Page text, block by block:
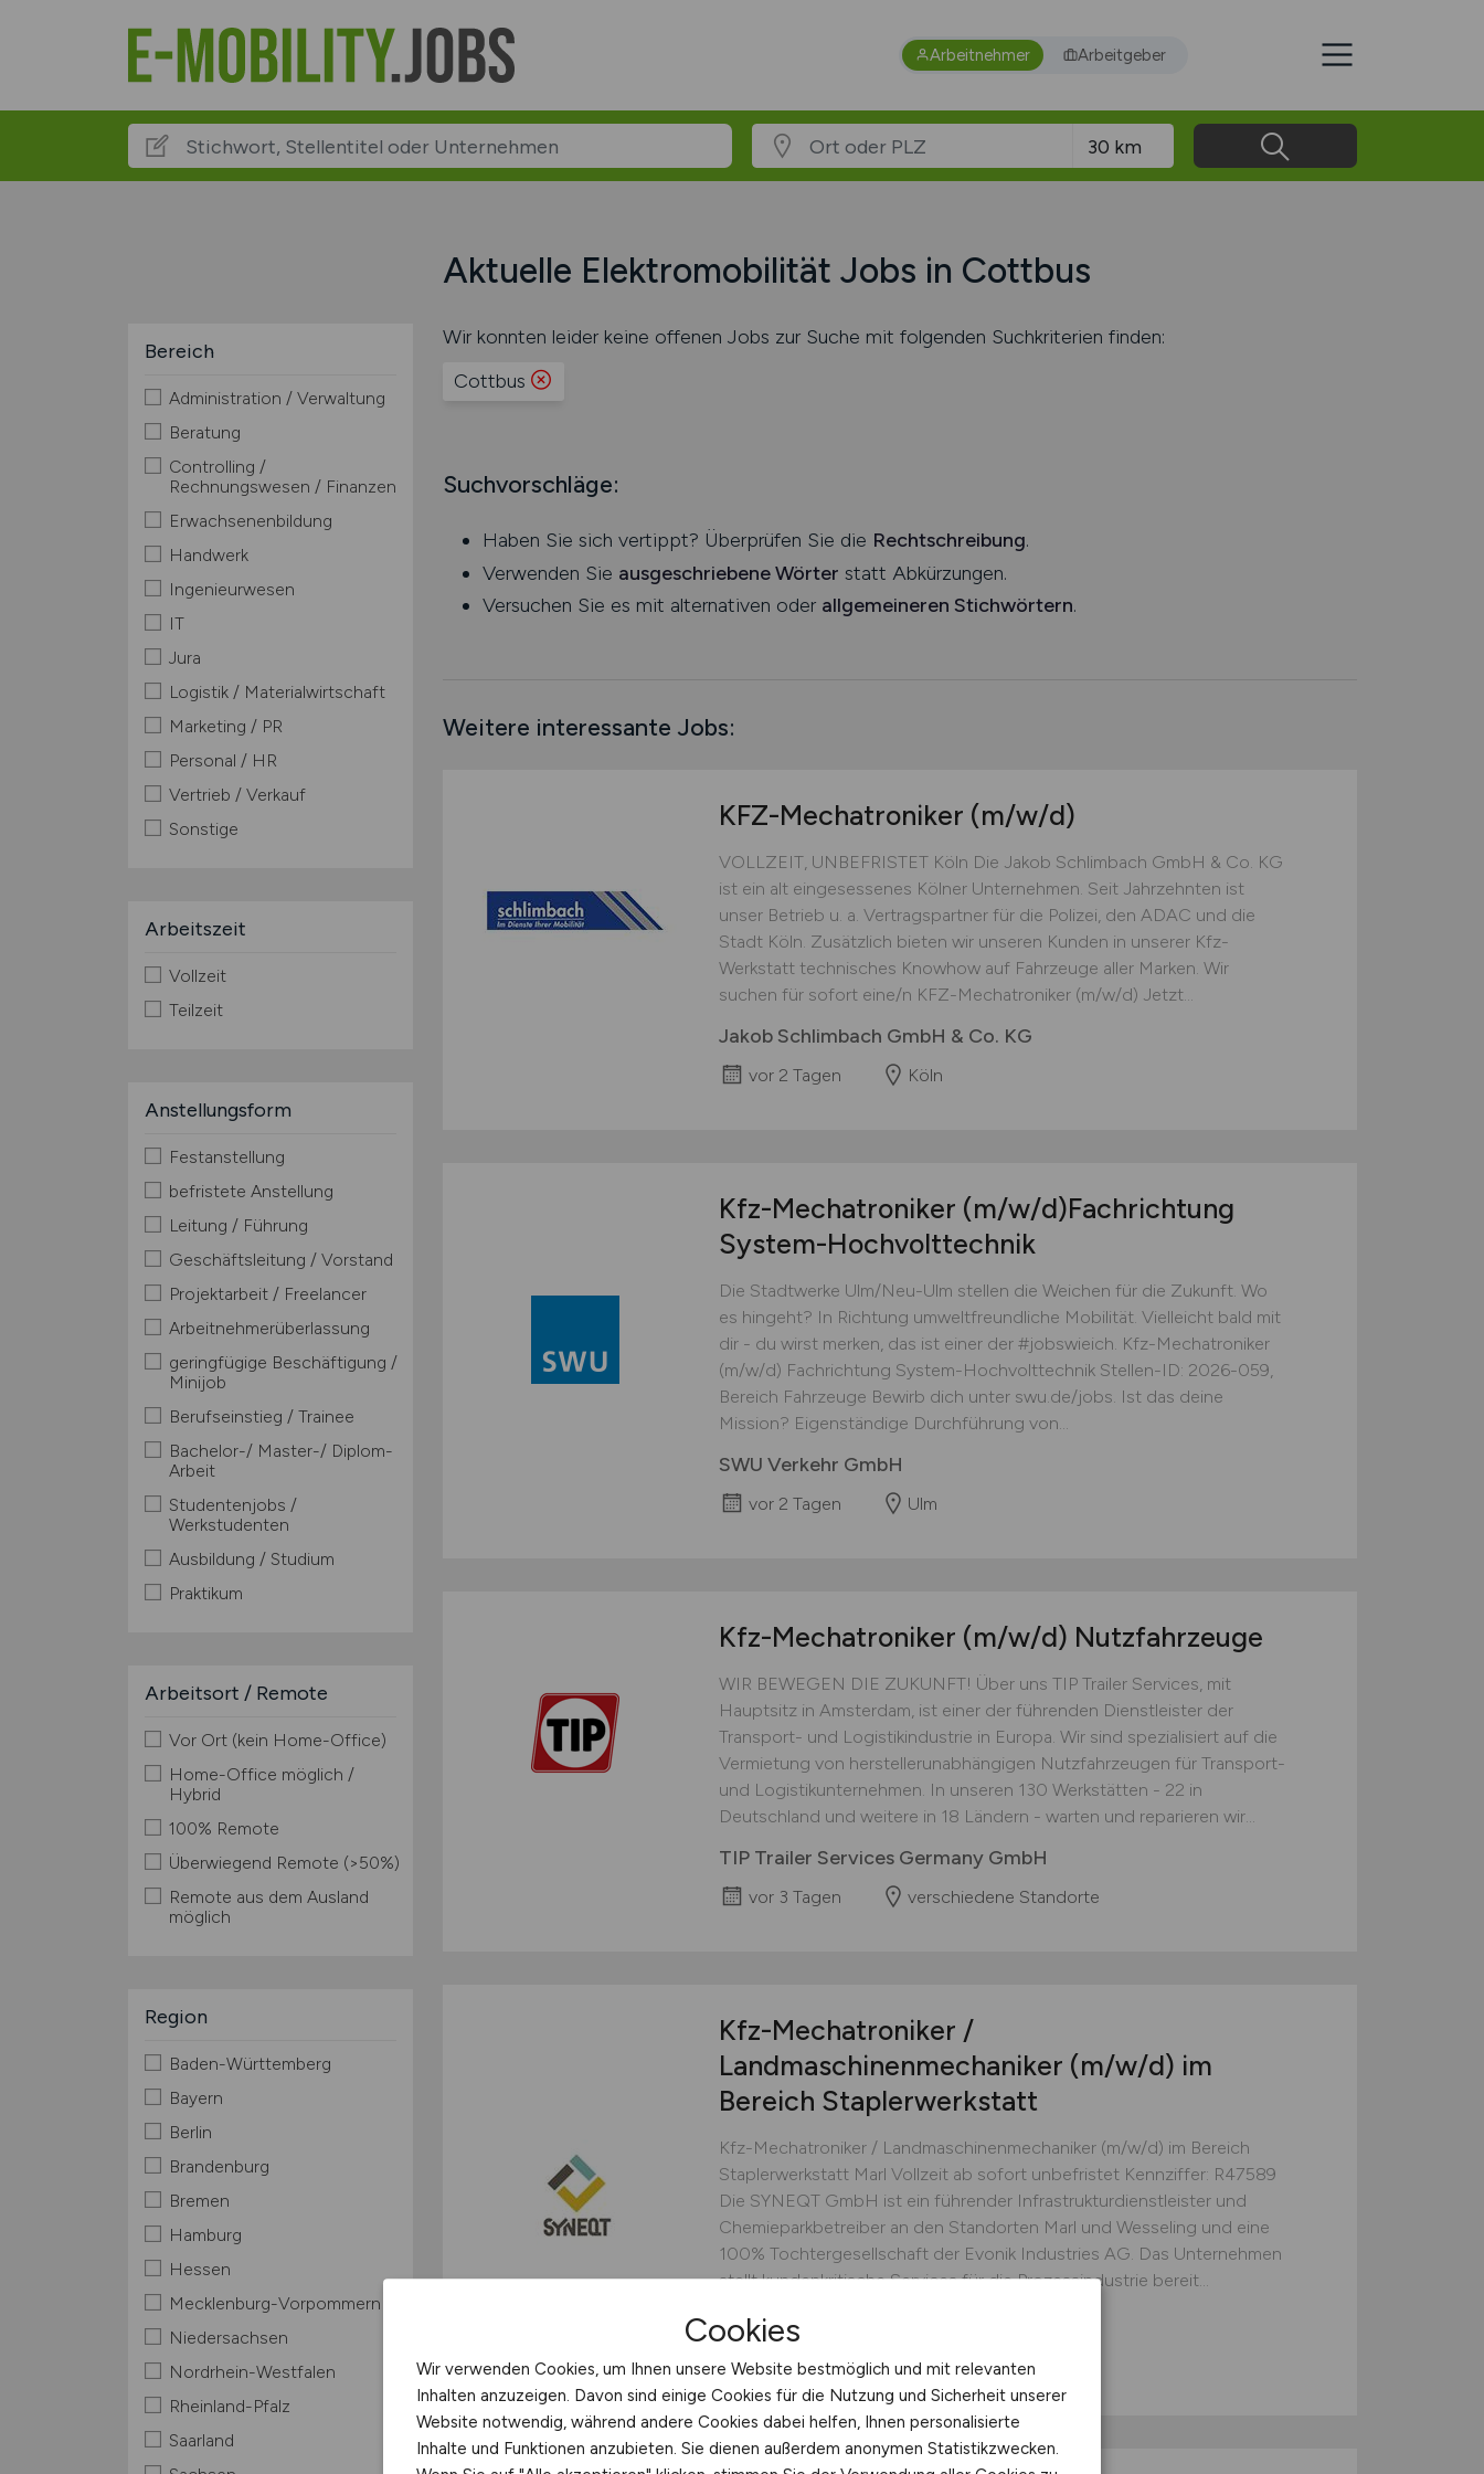
Arbeitnehmer Arbeitgeber
Aktuelle Elektromobilität Jobs in Cottbus
Bereich
Administration / Verwaltung
Beratung
Controlling /
Rechnungswesen / Finanzen
Erwachsenenbildung
Handwerk
Ingenieurwesen
IT
Jura
Logistik / Materialwirtschaft
Marketing / PR
Personal / HR
Vertrieb / Verkauf
Sonstige
Arbeitszeit
Vollzeit
Teilzeit
Anstellungsform
Festanstellung
befristete Anstellung
Leitung / Führung
Geschäftsleitung / Vorstand
Projektarbeit / Freelancer
Arbeitnehmerüberlassung
geringfügige Beschäftigung /
Minijob
Berufseinstieg / Trainee
Bachelor-/ Master-/ Diplom-
Arbeit
Studentenjobs /
Werkstudenten
Ausbildung / Studium
Praktikum
Arbeitsort / Remote
Vor Ort (kein Home-Office)
Home-Office möglich /
Hybrid
100% Remote
Überwiegend Remote (>50%)
Remote aus dem Ausland
möglich
Region
Baden-Württemberg
Bayern
Berlin
Brandenburg
Bremen
Hamburg
Hessen
Mecklenburg-Vorpommern
Niedersachsen
Nordrhein-Westfalen
Rheinland-Pfalz
Saarland
Wir konnten leider keine offenen Jobs zur Suche mit folgenden Suchkriterien finden:
Cottbus
Suchvorschläge:
Haben Sie sich vertippt? Überprüfen Sie die Rechtschreibung.
Verwenden Sie ausgeschriebene Wörter statt Abkürzungen.
Versuchen Sie es mit alternativen oder allgemeineren Stichwörtern.
Weitere interessante Jobs:
KFZ-Mechatroniker (m/w/d)
VOLLZEIT, UNBEFRISTET Köln Die Jakob Schlimbach GmbH & Co. KG
ist ein alt eingesessenes Kölner Unternehmen. Seit Jahrzehnten ist
unser Betrieb u. a. Vertragspartner für die Polizei, den ADAC und die
Stadt Köln. Zusätzlich bieten wir unseren Kunden in unserer Kfz-
Werkstatt technisches Knowhow auf Fahrzeuge aller Marken. Wir
suchen für sofort eine/n KFZ-Mechatroniker (m/w/d) Jetzt...
Jakob Schlimbach GmbH & Co. KG
vor 2 Tagen Köln
Kfz-Mechatroniker (m/w/d)Fachrichtung
System-Hochvolttechnik
Die Stadtwerke Ulm/Neu-Ulm stellen die Weichen für die Zukunft. Wo
es hingeht? In Richtung umweltfreundliche Mobilität. Vielleicht bald mit
dir - du wirst merken, das ist einer der #jobswieich. Kfz-Mechatroniker
(m/w/d) Fachrichtung System-Hochvolttechnik Stellen-ID: 2026-059,
Bereich Fahrzeuge Bewirb dich unter swu.de/jobs. Ist das deine
Mission? Eigenständige Durchführung von...
SWU Verkehr GmbH
vor 2 Tagen Ulm
Kfz-Mechatroniker (m/w/d) Nutzfahrzeuge
WIR BEWEGEN DIE ZUKUNFT! Über uns TIP Trailer Services, mit
Hauptsitz in Amsterdam, ist einer der führenden Dienstleister der
Transport- und Logistikindustrie in Europa. Wir sind spezialisiert auf die
Vermietung von herstellerunabhängigen Nutzfahrzeugen für Transport-
und Logistikunternehmen. In unseren 130 Werkstätten - 22 in
Deutschland und weitere in 18 Ländern - warten und reparieren wir...
TIP Trailer Services Germany GmbH
vor 3 Tagen verschiedene Standorte
Kfz-Mechatroniker /
Landmaschinenmechaniker (m/w/d) im
Bereich Staplerwerkstatt
Kfz-Mechatroniker / Landmaschinenmechaniker (m/w/d) im Bereich
Staplerwerkstatt Marl Vollzeit ab sofort unbefristet Kennziffer: R47589
Die SYNEQT GmbH ist ein führender Infrastrukturdienstleister und
Chemieparkbetreiber an den Standorten Marl und Wesseling und eine
100% Tochtergesellschaft der Evonik Industries AG. Das Unternehmen
stellt kundenkritische Services für die Prozessindustrie bereit...
SYNEQT
vor 4 Tagen Marl
Cookies
Wir verwenden Cookies, um Ihnen unsere Website bestmöglich und mit relevanten
Inhalten anzuzeigen. Davon sind einige Cookies für die Nutzung und Sicherheit unserer
Website notwendig, während andere Cookies dabei helfen, Ihnen personalisierte
Inhalte und Funktionen anzubieten. Sie dienen außerdem anonymen Statistikzwecken.